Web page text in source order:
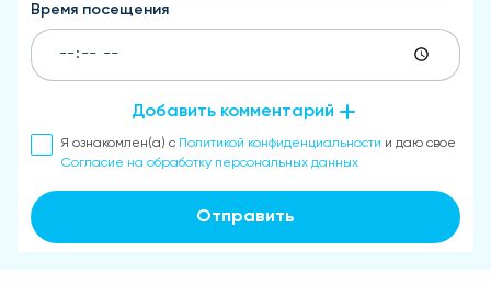
Время посещения
Добавить комментарий
Я ознакомлен(а) с Политикой конфиденциальности и даю свое
Согласие на обработку персональных данных
Отправить